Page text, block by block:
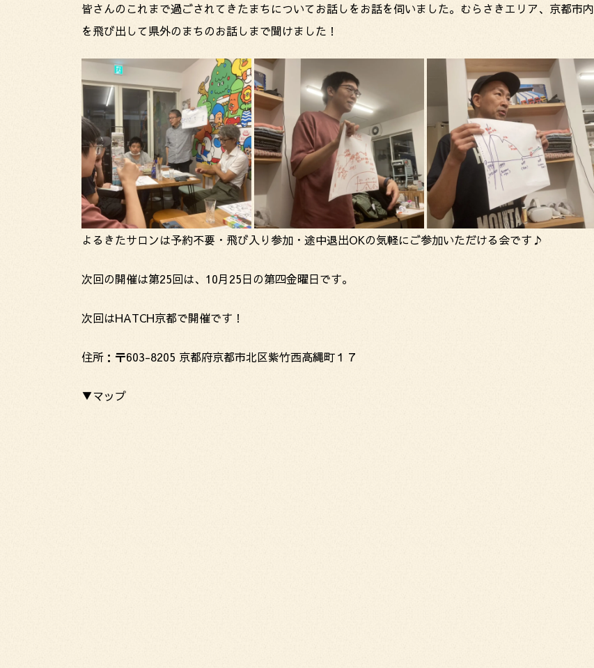
皆さんのこれまで過ごされてきたまちについてお話しをお話を伺いました。むらさきエリア、京都市内
を飛び出して県外のまちのお話しまで聞けました！
よるきたサロンは予約不要・飛び入り参加・途中退出OKの気軽にご参加いただける会です♪
次回の開催は第25回は、10月25日の第四金曜日です。
次回はHATCH京都で開催です！
住所：〒603-8205 京都府京都市北区紫竹西高縄町１７
▼マップ